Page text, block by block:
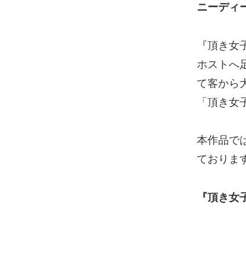
ニーディ
『頂き
ホストへ
て客から
「頂き
本作品で
ておりま
『頂き